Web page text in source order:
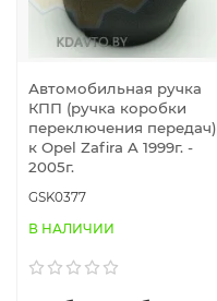
Автомобильная ручка
КПП (ручка коробки
переключения передач)
к Opel Zafira A 1999г. -
2005г.
GSK0377
В НАЛИЧИИ